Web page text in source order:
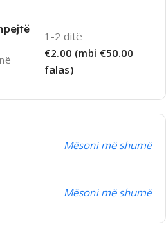
1-2 ditë
€2.00 (mbi €50.00
falas)
Mësoni më shumë
Mësoni më shumë